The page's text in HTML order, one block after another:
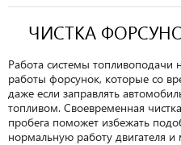
ЧИСТКА
Работа системы
работы форсунок, которые со
даже если заправлять
топливом. Своевременная
пробега поможет избежать
нормальную работу двигателя